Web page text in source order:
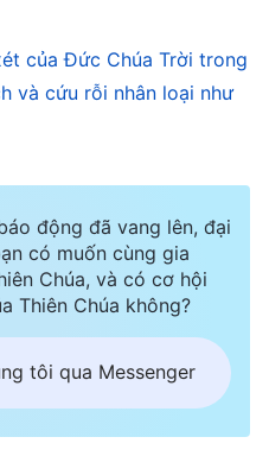
hắt hủi Đức Chúa
đến việc con người
là một thế lực thù
như thế nào. Trong
đơn giản làm rõ bản
vài lời; Ngài phơi
thời gian dài. Những
bằng những lời thông
thật con người tuyệt đối
những phương pháp
của Đức Chúa Trời trong
và cứu rỗi nhân loại như
động đã vang lên, đại
có muốn cùng gia
Chúa, và có cơ hội
Thiên Chúa không?
tôi qua Messenger